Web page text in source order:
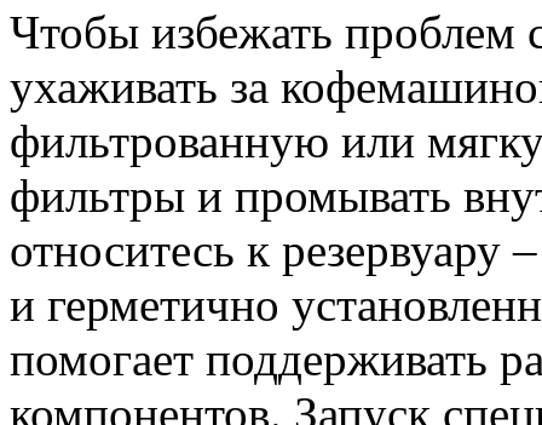
Чтобы избежать проблем
ухаживать за
фильтрованную или
фильтры и промывать
относитесь к
и герметично
помогает поддерживать
компонентов. Запуск